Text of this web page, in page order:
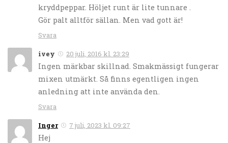
kryddpeppar. Höljet runt är lite tunnare .
Gör palt alltför sällan. Men vad gott är!
Svara
ivey 20 juli, 2016 kl. 23:29
Ingen märkbar skillnad. Smakmässigt fungerar
mixen utmärkt. Så finns egentligen ingen
anledning att inte använda den.
Svara
Inger 7 juli, 2023 kl. 09:27
Hej